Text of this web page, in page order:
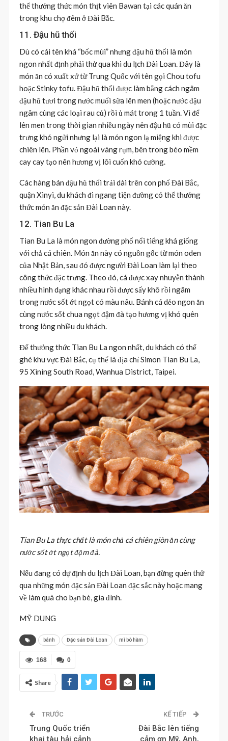
thể thưởng thức món thịt viên Bawan tại các quán ăn
trong khu chợ đêm ở Đài Bắc.
11. Đậu hũ thối
Dù có cái tên khá “bốc mùi” nhưng đậu hũ thối là món
ngon nhất định phải thử qua khi du lịch Đài Loan. Đây là
món ăn có xuất xứ từ Trung Quốc với tên gọi Chou tofu
hoặc Stinky tofu. Đậu hũ thối được làm bằng cách ngâm
đậu hũ tươi trong nước muối sữa lên men (hoặc nước đậu
ngâm cùng các loại rau củ) rồi ủ mát trong 1 tuần. Vì để
lên men trong thời gian nhiều ngày nên đậu hũ có mùi đặc
trưng khó ngửi nhưng lại là món ngon lạ miệng khi được
chiên lên. Phần vỏ ngoài vàng rụm, bên trong béo mềm
cay cay tạo nên hương vị lôi cuốn khó cưỡng.
Các hàng bán đậu hũ thối trải dài trên con phố Đài Bắc,
quận Xinyi, du khách đi ngang tiện đường có thể thưởng
thức món ăn đặc sản Đài Loan này.
12. Tian Bu La
Tian Bu La là món ngon đường phố nổi tiếng khá giống
với chả cá chiên. Món ăn này có nguồn gốc từ món oden
của Nhật Bản, sau đó được người Đài Loan làm lại theo
công thức đặc trưng. Theo đó, cá được xay nhuyễn thành
nhiều hình dạng khác nhau rồi được sấy khô rồi ngâm
trong nước sốt ớt ngọt có màu nâu. Bánh cá dẻo ngon ăn
cùng nước sốt chua ngọt đậm đà tạo hương vị khó quên
trong lòng nhiều du khách.
Để thưởng thức Tian Bu La ngon nhất, du khách có thể
ghé khu vực Đài Bắc, cụ thể là địa chỉ Simon Tian Bu La,
95 Xining South Road, Wanhua District, Taipei.
Tian Bu La thực chất là món chả cá chiên giòn ăn cùng
nước sốt ớt ngọt đậm đà.
Nếu đang có dự định du lịch Đài Loan, bạn đừng quên thử
qua những món đặc sản Đài Loan đặc sắc này hoặc mang
về làm quà cho bạn bè, gia đình.
MỸ DUNG
bánh Đặc sản Đài Loan mì bò hầm
0
168
Share
TRƯỚC
Trung Quốc triển
khai tàu hải cảnh
KẾ TIẾP
Đài Bắc lên tiếng
cảm ơn Mỹ, Anh,